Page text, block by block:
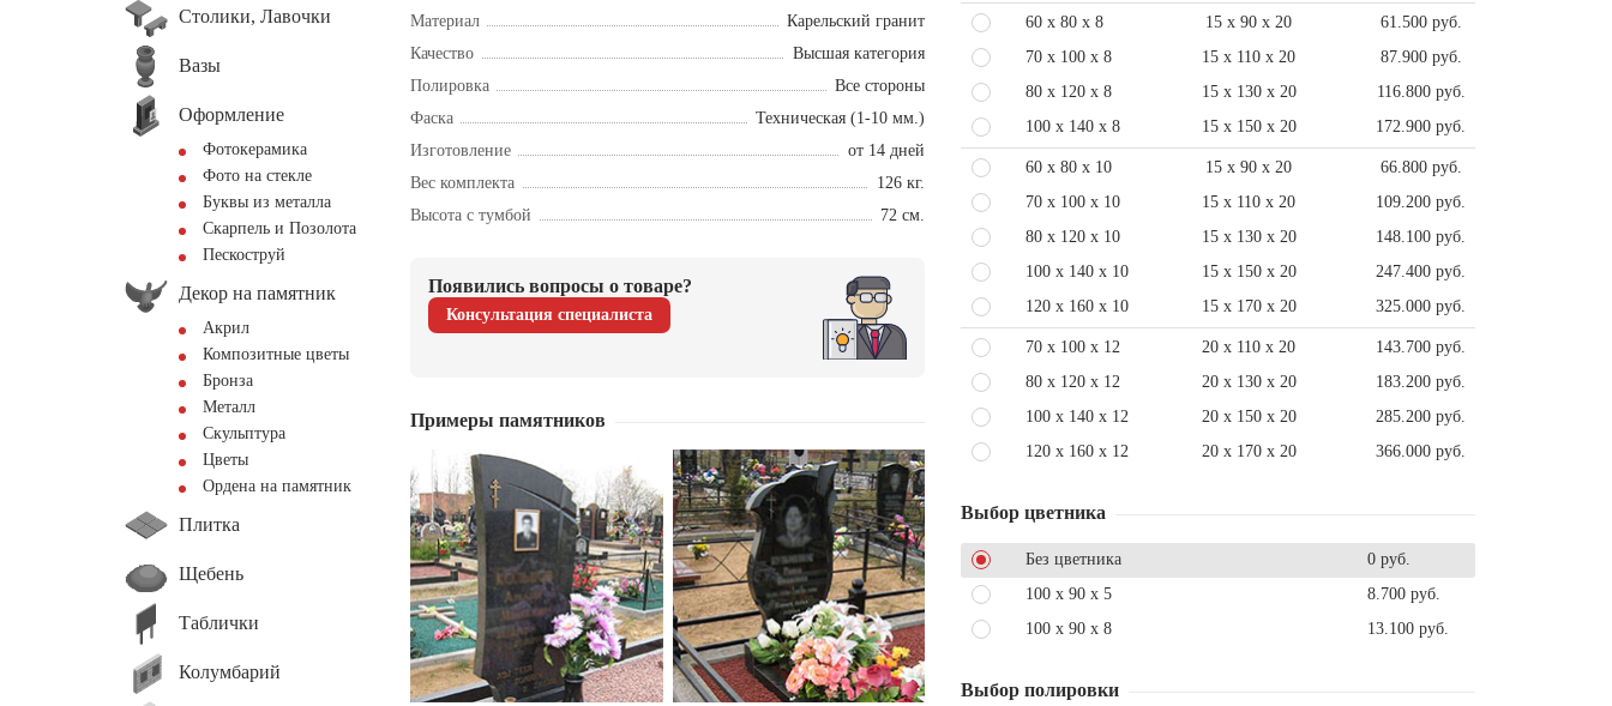
Столики, Лавочки
Вазы
Оформление
Фотокерамика
Фото на стекле
Буквы из металла
Скарпель и Позолота
Пескоструй
Декор на памятник
Акрил
Композитные цветы
Бронза
Металл
Скульптура
Цветы
Ордена на памятник
Плитка
Щебень
Таблички
Колумбарий
Материал
Карельский гранит
Качество
Высшая категория
Полировка
Все стороны
Фаска
Техническая (1-10 мм.)
Изготовление
от 14 дней
Вес комплекта
126 кг.
Высота с тумбой
72 см.
Появились вопросы о товаре?
Консультация специалиста
Примеры памятников
60 x 80 x 8 15 x 90 x 20
61.500 руб.
70 x 100 x 8
15 x 110 x 20
87.900 руб.
80 x 120 x 8
15 x 130 x 20
116.800 руб.
100 x 140 x 8
15 x 150 x 20 172.900 руб.
60 x 80 x 10 15 x 90 x 20
66.800 руб.
70 x 100 x 10
15 x 110 x 20
109.200 руб.
80 x 120 x 10
15 x 130 x 20
148.100 руб.
100 x 140 x 10
15 x 150 x 20
247.400 руб.
120 x 160 x 10
15 x 170 x 20 325.000 руб.
70 x 100 x 12 20 x 110 x 20
143.700 руб.
80 x 120 x 12
20 x 130 x 20
183.200 руб.
100 x 140 x 12
20 x 150 x 20
285.200 руб.
120 x 160 x 12
20 x 170 x 20 366.000 руб.
Выбор цветника
Без цветника
0 руб.
100 x 90 x 5
8.700 руб.
100 x 90 x 8
13.100 руб.
Выбор полировки